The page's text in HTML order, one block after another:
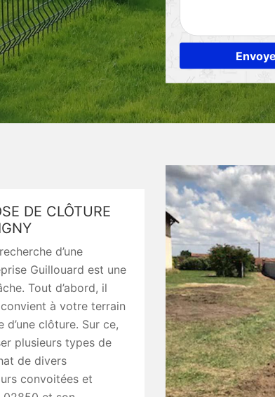
DE CLÔTURE
d’une
Guillouard est une
Tout d’abord, il
à votre terrain
clôture. Sur ce,
plusieurs types de
de divers
convoitées et